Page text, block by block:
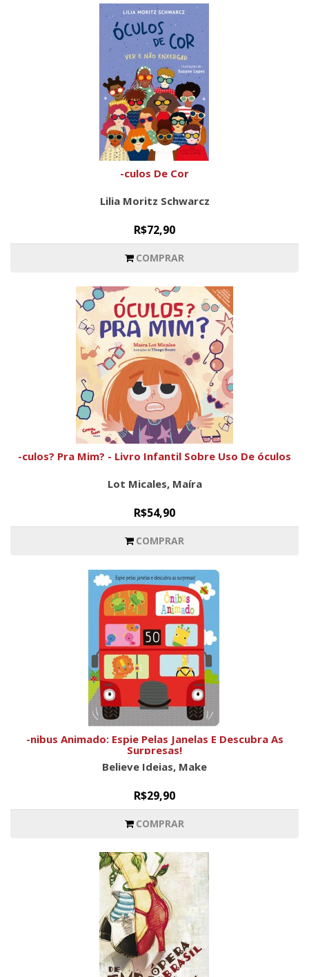
-culos De Cor
Lilia Moritz Schwarcz
R$72,90
COMPRAR
-culos? Pra Mim? - Livro Infantil Sobre Uso De óculos
Lot Micales, Maíra
R$54,90
COMPRAR
-nibus Animado: Espie Pelas Janelas E Descubra As
Surpresas!
Believe Ideias, Make
R$29,90
COMPRAR